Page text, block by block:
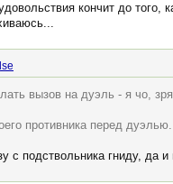
кончит до
вызов на дуэль - я чо,
противника перед
с подствольника гниду, да и